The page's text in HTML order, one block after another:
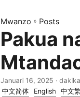
Mwanzo » Posts
Pakua
Januari 16, 2025 ·
中文简体
English 中文